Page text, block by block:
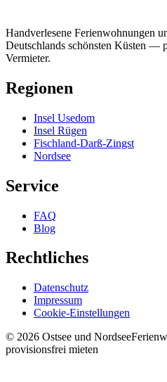
Handverlesene Ferienwohnungen
Deutschlands schönsten Küsten —
Vermieter.
Regionen
Insel Usedom
Insel Rügen
Fischland-Darß-Zingst
Nordsee
Service
FAQ
Blog
Rechtliches
Datenschutz
Impressum
Cookie-Einstellungen
© 2026 Ostsee und Nordsee
provisionsfrei mieten